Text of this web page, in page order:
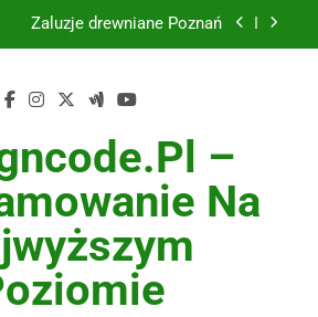
Żaluzje drewniane Poznań
Utylizacja odpadów Lublin
Żaluzje drewniane Poznań
Instalacje elektryczne Gdańsk
–
Na